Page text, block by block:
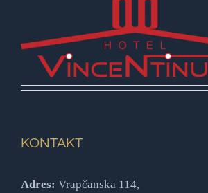
KONTAKT
Adres: Vrapčanska 114,